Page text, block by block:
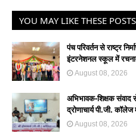
YOU MAY LIKE THESE POSTS
पंच परिवर्तन से राष्ट्र
इंटरनेशनल स्कूल में
August 08, 2026
अभिभावक-शिक्षक संवाद से
द्रोणाचार्य पी.जी.
August 08, 2026